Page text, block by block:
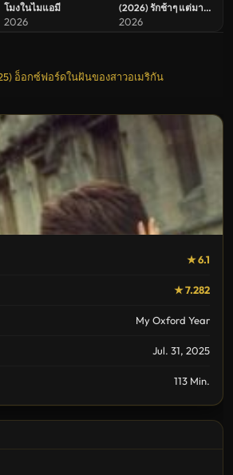
โมงในไมแอมี
2026
(2026) รักช้าๆ แต่มา
ชัวร์
2026
อ็อกซ์ฟอร์ดในฝันของสาวอเมริกัน
★ 6.1
★ 7.282
My Oxford Year
Jul. 31, 2025
113 Min.